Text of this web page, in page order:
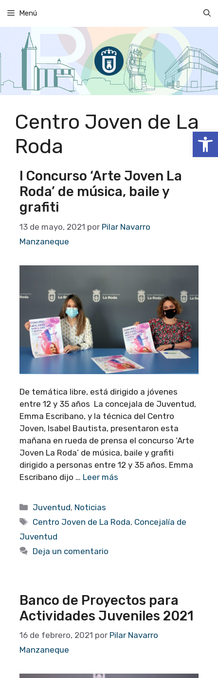
Abrir
contenido
Menú
Centro Joven de La
Roda
I Concurso ‘Arte Joven La
Roda’ de música, baile y
grafiti
13 de mayo, 2021 por Pilar Navarro
Manzaneque
De temática libre, está dirigido a jóvenes
entre 12 y 35 años La concejala de Juventud,
Emma Escribano, y la técnica del Centro
Joven, Isabel Bautista, presentaron esta
mañana en rueda de prensa el concurso ‘Arte
Joven La Roda’ de música, baile y grafiti
dirigido a personas entre 12 y 35 años. Emma
Escribano dijo … Leer más
Categorías
Juventud, Noticias
Etiquetas
Centro Joven de La Roda, Concejalía de
Juventud
Deja un comentario
Banco de Proyectos para
Actividades Juveniles 2021
16 de febrero, 2021 por Pilar Navarro
Manzaneque